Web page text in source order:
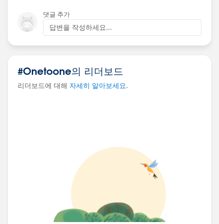
댓글 추가
답변을 작성하세요...
#Onetoone의 리더보드
리더보드에 대해 자세히 알아보세요.